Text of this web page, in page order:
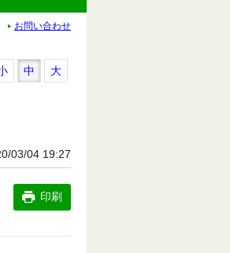
お問い合わせ
中 大
03/04 19:27
印刷